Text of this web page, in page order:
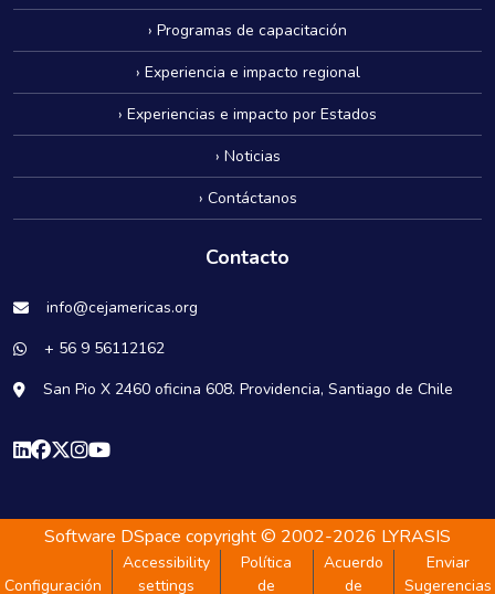
› Programas de capacitación
› Experiencia e impacto regional
› Experiencias e impacto por Estados
› Noticias
› Contáctanos
Contacto
info@cejamericas.org
+ 56 9 56112162
San Pio X 2460 oficina 608. Providencia, Santiago de Chile
Software DSpace copyright © 2002-2026 LYRASIS
Configuración
Accessibility
settings
Política
de
Acuerdo
de
Enviar
Sugerencias